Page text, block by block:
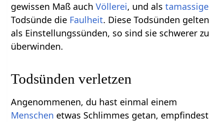
gewissen Maß auchVöllerei, und alstamassige
Todsünde die Faulheit. Diese Todsünden gelten
als Einstellungssünden, so sind sie schwerer zu
überwinden.
Todsünden verletzen
Angenommenen, du hast einmal einem
Menschen etwas Schlimmes getan, empfindest